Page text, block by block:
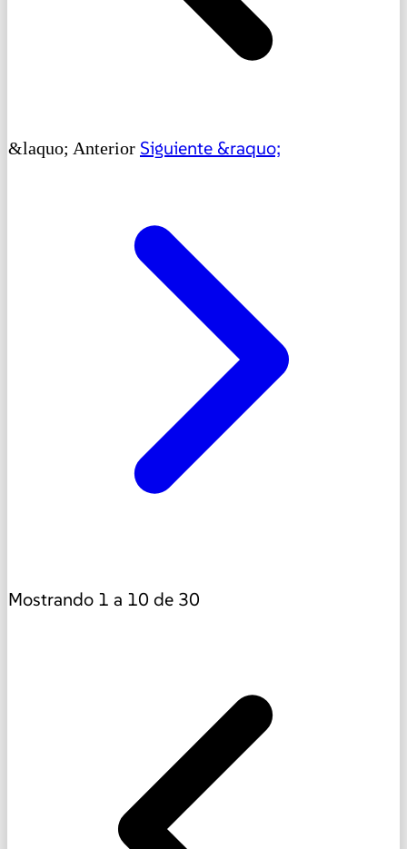
&laquo; Anterior Siguiente &raquo;
Mostrando 1 a 10 de 30